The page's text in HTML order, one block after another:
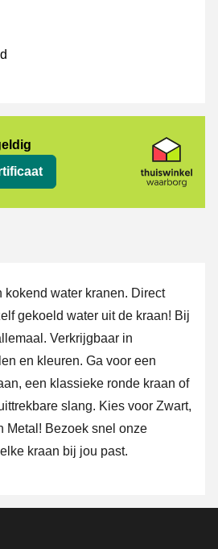
kokend water kranen. Direct
gekoeld water uit de kraan! Bij
Verkrijgbaar in
en kleuren. Ga voor een
een klassieke ronde kraan of
slang. Kies voor Zwart,
Metal! Bezoek snel onze
kraan bij jou past.